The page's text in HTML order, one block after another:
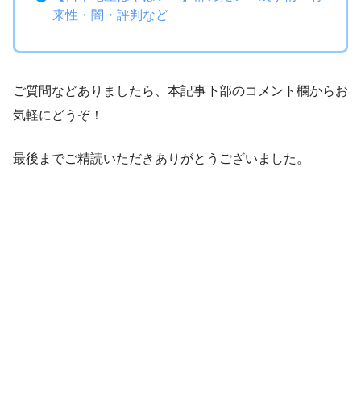
来性・闇・評判など
ご質問などありましたら、本記事下部のコメント欄からお
気軽にどうぞ！
最後までご精読いただきありがとうございました。